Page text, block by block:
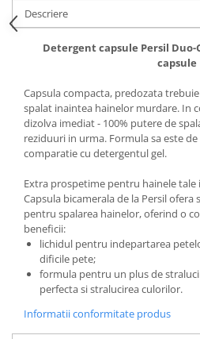
Descriere
Detergent capsule Persil Duo-
capsule
Capsula compacta, predozata
spalat inaintea hainelor murdare. In
dizolva imediat - 100% putere de
reziduuri in urma. Formula sa este
comparatie cu detergentul gel.
Extra prospetime pentru hainele
Capsula bicamerala de la Persil
pentru spalarea hainelor, oferind o
beneficii:
lichidul pentru indepartarea
dificile pete;
formula pentru un plus de
perfecta si stralucirea culorilor.
Informatii conformitate produs